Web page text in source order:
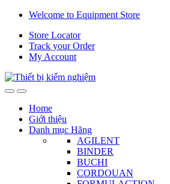
Skip
navigation
Skip
content
Welcome to Equipment Store
Store Locator
Track your Order
My Account
Home
Giới thiệu
Danh mục Hãng
AGILENT
BINDER
BUCHI
CORDOUAN